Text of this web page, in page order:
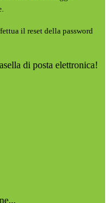
il reset della password
di posta elettronica!